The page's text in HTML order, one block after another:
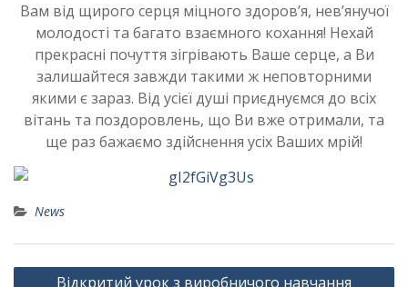
Вам від щирого серця міцного здоров’я, нев’янучої
молодості та багато взаємного кохання! Нехай
прекрасні почуття зігрівають Ваше серце, а Ви
залишайтеся завжди такими ж неповторними
якими є зараз. Від усієї душі приєднуємся до всіх
вітань та поздоровлень, що Ви вже отримали, та
ще раз бажаємо здійснення усіх Ваших мрій!
News
Навігація
Відкритий урок з виробничого навчання